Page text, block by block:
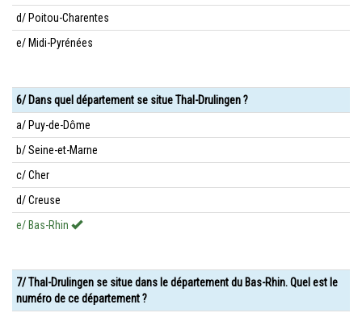
d/ Poitou-Charentes
e/ Midi-Pyrénées
6/ Dans quel département se situe Thal-Drulingen ?
a/ Puy-de-Dôme
b/ Seine-et-Marne
c/ Cher
d/ Creuse
e/ Bas-Rhin
7/ Thal-Drulingen se situe dans le département du Bas-Rhin. Quel est le
numéro de ce département ?